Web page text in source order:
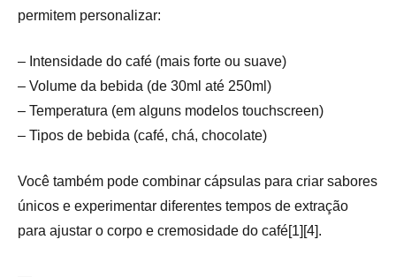
permitem personalizar:
– Intensidade do café (mais forte ou suave)
– Volume da bebida (de 30ml até 250ml)
– Temperatura (em alguns modelos touchscreen)
– Tipos de bebida (café, chá, chocolate)
Você também pode combinar cápsulas para criar sabores
únicos e experimentar diferentes tempos de extração
para ajustar o corpo e cremosidade do café[1][4].